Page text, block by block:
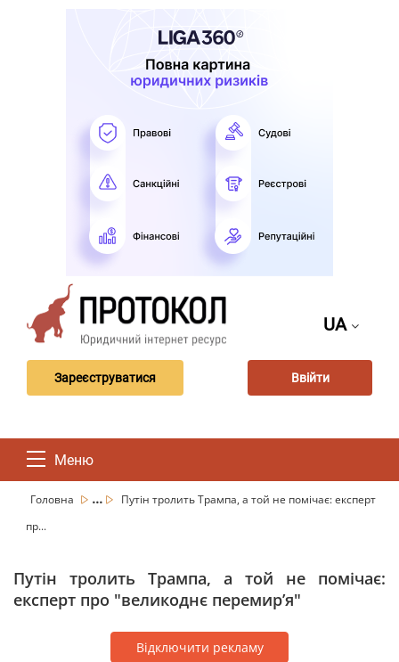
UA
Зареєструватися Ввійти
Меню
Головна ...
Путін тролить Трампа, а той не помічає: експерт
пр...
Путін тролить Трампа, а той не помічає:
експерт про "великоднє перемир’я"
Відключити рекламу